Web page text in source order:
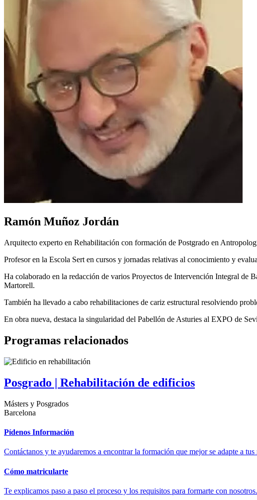
Ramón Muñoz Jordán
Arquitecto experto en Rehabilitación con formación de Postgrado en
Profesor en la Escola Sert en cursos y jornadas relativas al conocimiento y
Ha colaborado en la redacción de varios Proyectos de Intervención Integral de
Martorell.
También ha llevado a cabo rehabilitaciones de cariz estructural resolviendo
En obra nueva, destaca la singularidad del Pabellón de Asturies al EXPO de
Programas relacionados
Posgrado | Rehabilitación de edificios
Másters y Posgrados
Barcelona
Pídenos Información
Contáctanos y te ayudaremos a encontrar la formación que mejor se adapte a tus
Cómo matricularte
Te explicamos paso a paso el proceso y los requisitos para formarte con nosotros.